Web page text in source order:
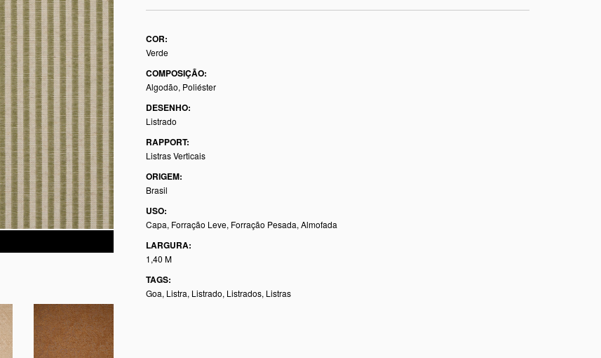
COR:
Verde
COMPOSIÇÃO:
Algodão, Poliéster
DESENHO:
Listrado
RAPPORT:
Listras Verticais
ORIGEM:
Brasil
USO:
Capa, Forração Leve, Forração Pesada, Almofada
LARGURA:
1,40 M
TAGS:
Goa, Listra, Listrado, Listrados, Listras